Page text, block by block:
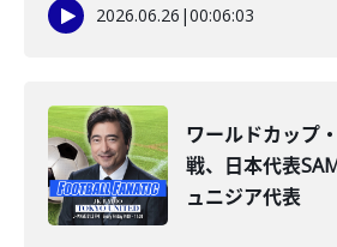
2026.06.26 |00:06:03
ワールドカップ
戦、日本代表
ュニジア代表